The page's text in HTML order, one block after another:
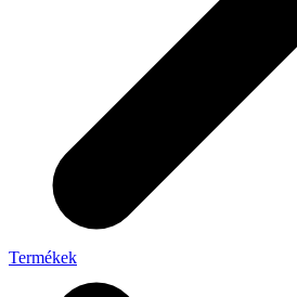
Termékek